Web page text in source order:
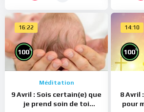
16:22
100%
Méditation
9 Avril : Sois certain(e) que
je prend soin de toi
14:10
100%
8 Avril
pour